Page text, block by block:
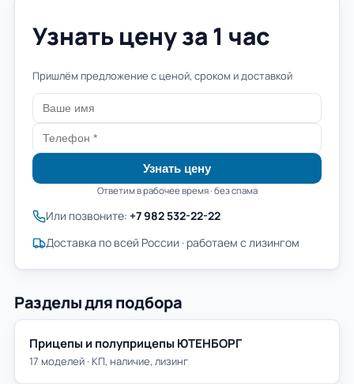
Узнать цену за 1 час
Пришлём предложение с ценой, сроком и доставкой
Узнать цену
Ответим в рабочее время · без спама
Или позвоните: +7 982 532-22-22
Доставка по всей России · работаем с лизингом
Разделы для подбора
Прицепы и полуприцепы ЮТЕНБОРГ
17 моделей · КП, наличие, лизинг